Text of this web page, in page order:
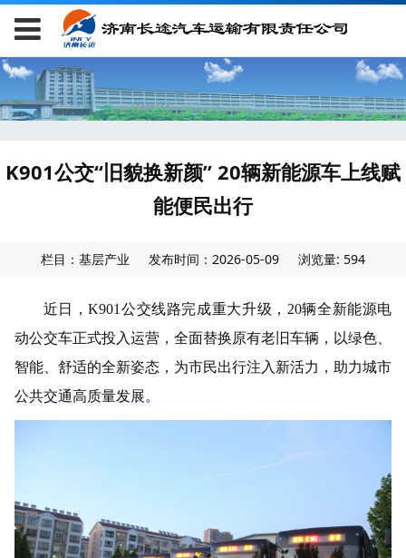
K901公交“旧貌换新颜” 20辆新能源车上线赋
能便民出行
栏目：基层产业 发布时间：2026-05-09 浏览量: 594
近日，K901公交线路完成重大升级，20辆全新能源电
动公交车正式投入运营，全面替换原有老旧车辆，以绿色、
智能、舒适的全新姿态，为市民出行注入新活力，助力城市
公共交通高质量发展。